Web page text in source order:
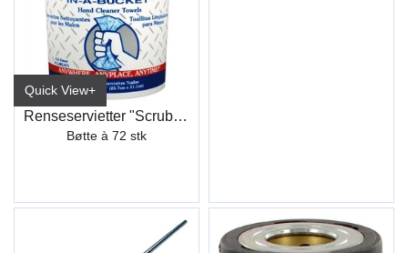
Quick View+
Renseservietter "Scrubs In-A-Bucket"(72)
Bøtte à 72 stk